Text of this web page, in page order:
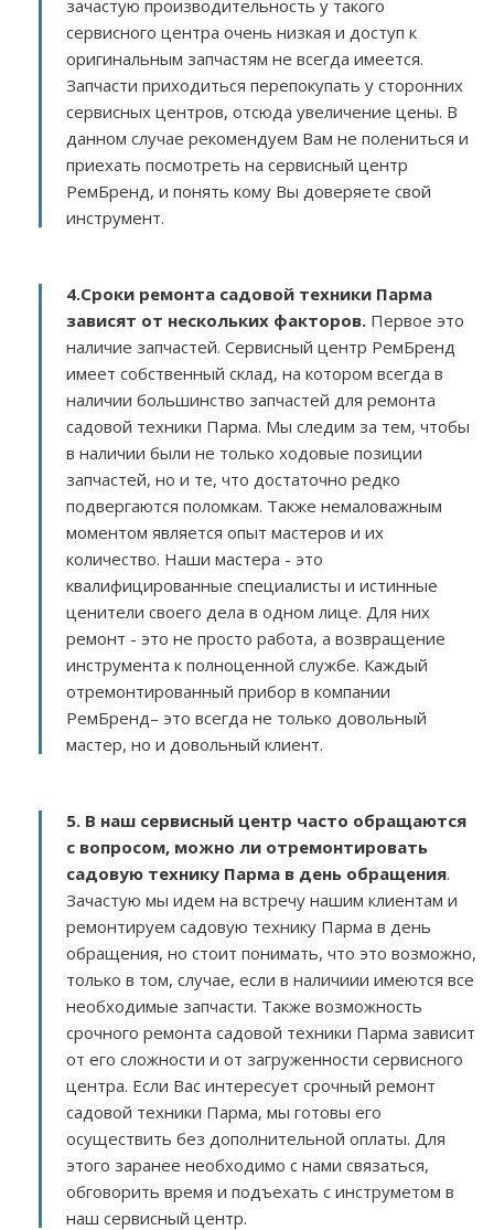
зачастую производительность у такого
сервисного центра очень низкая и доступ к
оригинальным запчастям не всегда имеется.
Запчасти приходиться перепокупать у сторонних
сервисных центров, отсюда увеличение цены. В
данном случае рекомендуем Вам не полениться и
приехать посмотреть на сервисный центр
РемБренд, и понять кому Вы доверяете свой
инструмент.
4.Сроки ремонта садовой техники Парма
зависят от нескольких факторов. Первое это
наличие запчастей. Сервисный центр РемБренд
имеет собственный склад, на котором всегда в
наличии большинство запчастей для ремонта
садовой техники Парма. Мы следим за тем, чтобы
в наличии были не только ходовые позиции
запчастей, но и те, что достаточно редко
подвергаются поломкам. Также немаловажным
моментом является опыт мастеров и их
количество. Наши мастера - это
квалифицированные специалисты и истинные
ценители своего дела в одном лице. Для них
ремонт - это не просто работа, а возвращение
инструмента к полноценной службе. Каждый
отремонтированный прибор в компании
РемБренд– это всегда не только довольный
мастер, но и довольный клиент.
5. В наш сервисный центр часто обращаются
с вопросом, можно ли отремонтировать
садовую технику Парма в день обращения.
Зачастую мы идем на встречу нашим клиентам и
ремонтируем садовую технику Парма в день
обращения, но стоит понимать, что это возможно,
только в том, случае, если в наличиии имеются все
необходимые запчасти. Также возможность
срочного ремонта садовой техники Парма зависит
от его сложности и от загруженности сервисного
центра. Если Вас интересует срочный ремонт
садовой техники Парма, мы готовы его
осуществить без дополнительной оплаты. Для
этого заранее необходимо с нами связаться,
обговорить время и подъехать с инструметом в
наш сервисный центр.